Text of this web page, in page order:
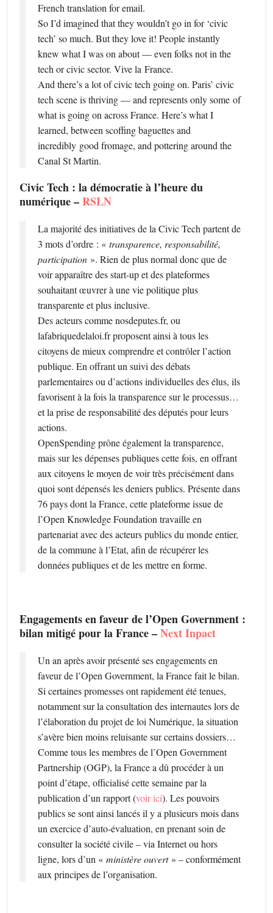
French translation for email.
So I’d imagined that they wouldn’t go in for ‘civic
tech’ so much. But they love it! People instantly
knew what I was on about — even folks not in the
tech or civic sector. Vive la France.
And there’s a lot of civic tech going on. Paris’ civic
tech scene is thriving — and represents only some of
what is going on across France. Here’s what I
learned, between scoffing baguettes and
incredibly good fromage, and pottering around the
Canal St Martin.
Civic Tech : la démocratie à l’heure du
numérique –RSLN
La majorité des initiatives de la Civic Tech partent de
3 mots d’ordre : «transparence, responsabilité,
participation ». Rien de plus normal donc que de
voir apparaître des start-up et des plateformes
souhaitant œuvrer à une vie politique plus
transparente et plus inclusive.
Des acteurs comme nosdeputes.fr, ou
lafabriquedelaloi.fr proposent ainsi à tous les
citoyens de mieux comprendre et contrôler l’action
publique. En offrant un suivi des débats
parlementaires ou d’actions individuelles des élus, ils
favorisent à la fois la transparence sur le processus…
et la prise de responsabilité des députés pour leurs
actions.
OpenSpending prône également la transparence,
mais sur les dépenses publiques cette fois, en offrant
aux citoyens le moyen de voir très précisément dans
quoi sont dépensés les deniers publics. Présente dans
76 pays dont la France, cette plateforme issue de
l’Open Knowledge Foundation travaille en
partenariat avec des acteurs publics du monde entier,
de la commune à l’Etat, afin de récupérer les
données publiques et de les mettre en forme.
Engagements en faveur de l’Open Government :
bilan mitigé pour la France –Next Inpact
Un an après avoir présenté ses engagements en
faveur de l’Open Government, la France fait le bilan.
Si certaines promesses ont rapidement été tenues,
notamment sur la consultation des internautes lors de
l’élaboration du projet de loi Numérique, la situation
s’avère bien moins reluisante sur certains dossiers…
Comme tous les membres de l’Open Government
Partnership (OGP), la France a dû procéder à un
point d’étape, officialisé cette semaine par la
publication d’un rapport (voir ici). Les pouvoirs
publics se sont ainsi lancés il y a plusieurs mois dans
un exercice d’auto-évaluation, en prenant soin de
consulter la société civile – via Internet ou hors
ligne, lors d’un « ministère ouvert» – conformément
aux principes de l’organisation.